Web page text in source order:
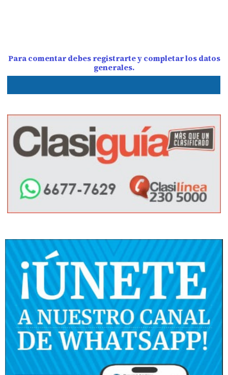
Para comentar debes registrarte y completar los datos
generales.